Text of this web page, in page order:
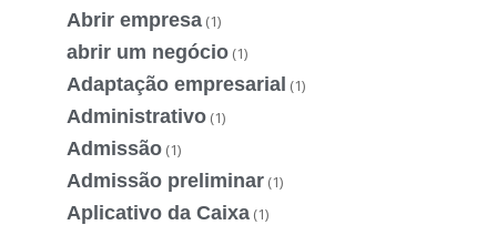
Abrir empresa (1)
abrir um negócio (1)
Adaptação empresarial (1)
Administrativo (1)
Admissão (1)
Admissão preliminar (1)
Aplicativo da Caixa (1)